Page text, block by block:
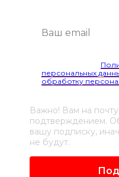
персональных
обработку
Важно! Вам на
подтверждением.
вашу подписку,
не будут.